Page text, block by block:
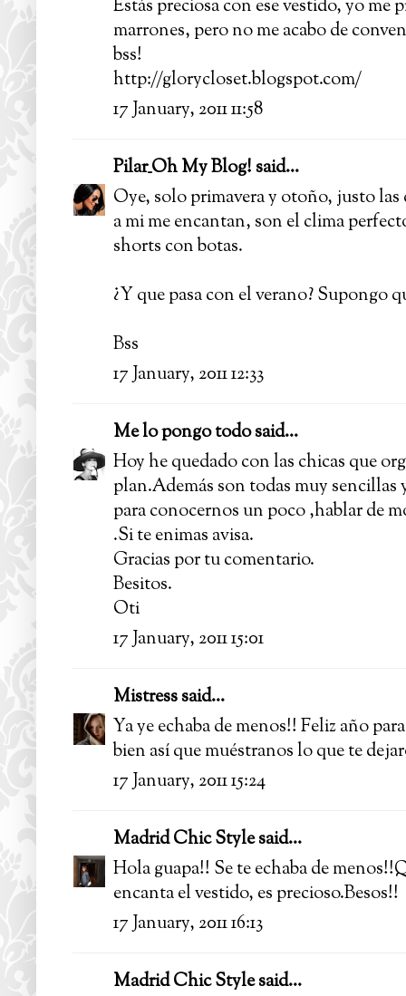
Estás preciosa con ese vestido, yo
marrones, pero no me acabo de
bss!
http://glorycloset.blogspot.com/
17 January, 2011 11:58
Pilar_Oh My Blog! said...
Oye, solo primavera y otoño, justo las
a mi me encantan, son el clima
shorts con botas.
¿Y que pasa con el verano? Supongo
Bss
17 January, 2011 12:33
Me lo pongo todosaid...
Hoy he quedado con las chicas que
plan.Además son todas muy sencillas
para conocernos un poco ,hablar de
.Si te enimas avisa.
Gracias por tu comentario.
Besitos.
Oti
17 January, 2011 15:01
Mistresssaid...
Ya ye echaba de menos!! Feliz año
bien así que muéstranos lo que te
17 January, 2011 15:24
Madrid Chic Stylesaid...
Hola guapa!! Se te echaba de
encanta el vestido, es precioso.Besos!!
17 January, 2011 16:13
Madrid Chic Stylesaid...